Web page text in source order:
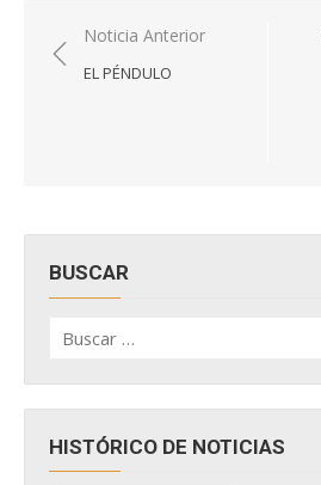
Navegación
de
Noticia Anterior
EL PÉNDULO
BUSCAR
por:
HISTÓRICO DE NOTICIAS